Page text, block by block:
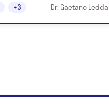
+3 Dr. Gaetano Ledda